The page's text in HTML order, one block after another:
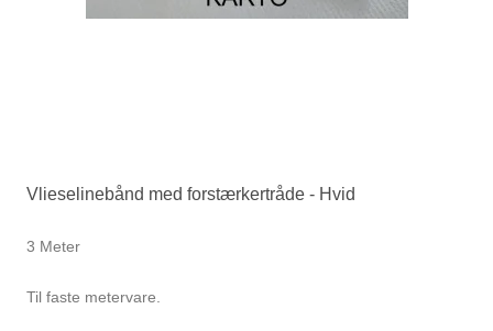
Vlieselinebånd med forstærkertråde - Hvid
3 Meter
Til faste metervare.